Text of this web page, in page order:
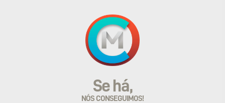
Se há,
NÓS CONSEGUIMOS!